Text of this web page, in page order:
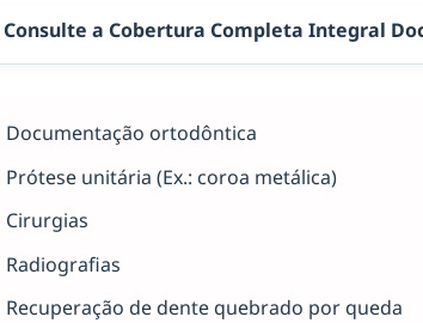
Consulte a Cobertura Completa Integral
Documentação ortodôntica
Prótese unitária (Ex.: coroa metálica)
Cirurgias
Radiografias
Recuperação de dente quebrado por queda